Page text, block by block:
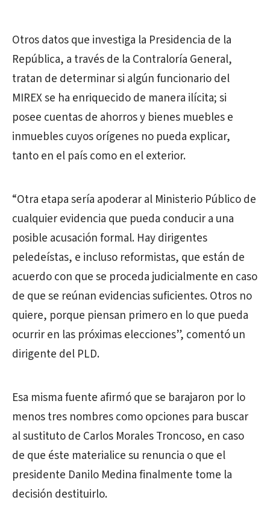
Otros datos que investiga la Presidencia de la
República, a través de la Contraloría General,
tratan de determinar si algún funcionario del
MIREX se ha enriquecido de manera ilícita; si
posee cuentas de ahorros y bienes muebles e
inmuebles cuyos orígenes no pueda explicar,
tanto en el país como en el exterior.
“Otra etapa sería apoderar al Ministerio Público de
cualquier evidencia que pueda conducir a una
posible acusación formal. Hay dirigentes
peledeístas, e incluso reformistas, que están de
acuerdo con que se proceda judicialmente en caso
de que se reúnan evidencias suficientes. Otros no
quiere, porque piensan primero en lo que pueda
ocurrir en las próximas elecciones”, comentó un
dirigente del PLD.
Esa misma fuente afirmó que se barajaron por lo
menos tres nombres como opciones para buscar
al sustituto de Carlos Morales Troncoso, en caso
de que éste materialice su renuncia o que el
presidente Danilo Medina finalmente tome la
decisión destituirlo.